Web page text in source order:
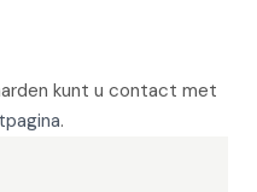
kunt u contact met
.